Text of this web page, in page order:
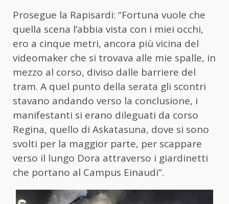
Prosegue la Rapisardi: “Fortuna vuole che
quella scena l’abbia vista con i miei occhi,
ero a cinque metri, ancora più vicina del
videomaker che si trovava alle mie spalle, in
mezzo al corso, diviso dalle barriere del
tram. A quel punto della serata gli scontri
stavano andando verso la conclusione, i
manifestanti si erano dileguati da corso
Regina, quello di Askatasuna, dove si sono
svolti per la maggior parte, per scappare
verso il lungo Dora attraverso i giardinetti
che portano al Campus Einaudi”.